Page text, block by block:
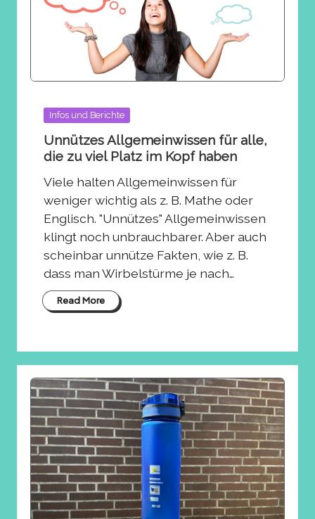
Posted
Infos und Berichte
Unnützes Allgemeinwissen für alle,
die zu viel Platz im Kopf haben
Viele halten Allgemeinwissen für
weniger wichtig als z. B. Mathe oder
Englisch. "Unnützes" Allgemeinwissen
klingt noch unbrauchbarer. Aber auch
scheinbar unnütze Fakten, wie z. B.
dass man Wirbelstürme je nach…
Read More